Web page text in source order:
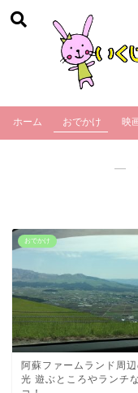
ホーム おでかけ 映
―
おでかけ
阿蘇ファームランド周辺
光 遊ぶところやランチ